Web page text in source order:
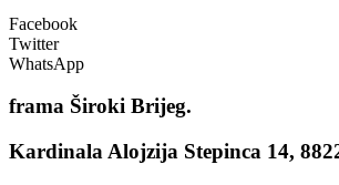
Facebook
Twitter
WhatsApp
frama Široki Brijeg.
Kardinala Alojzija Stepinca 14,